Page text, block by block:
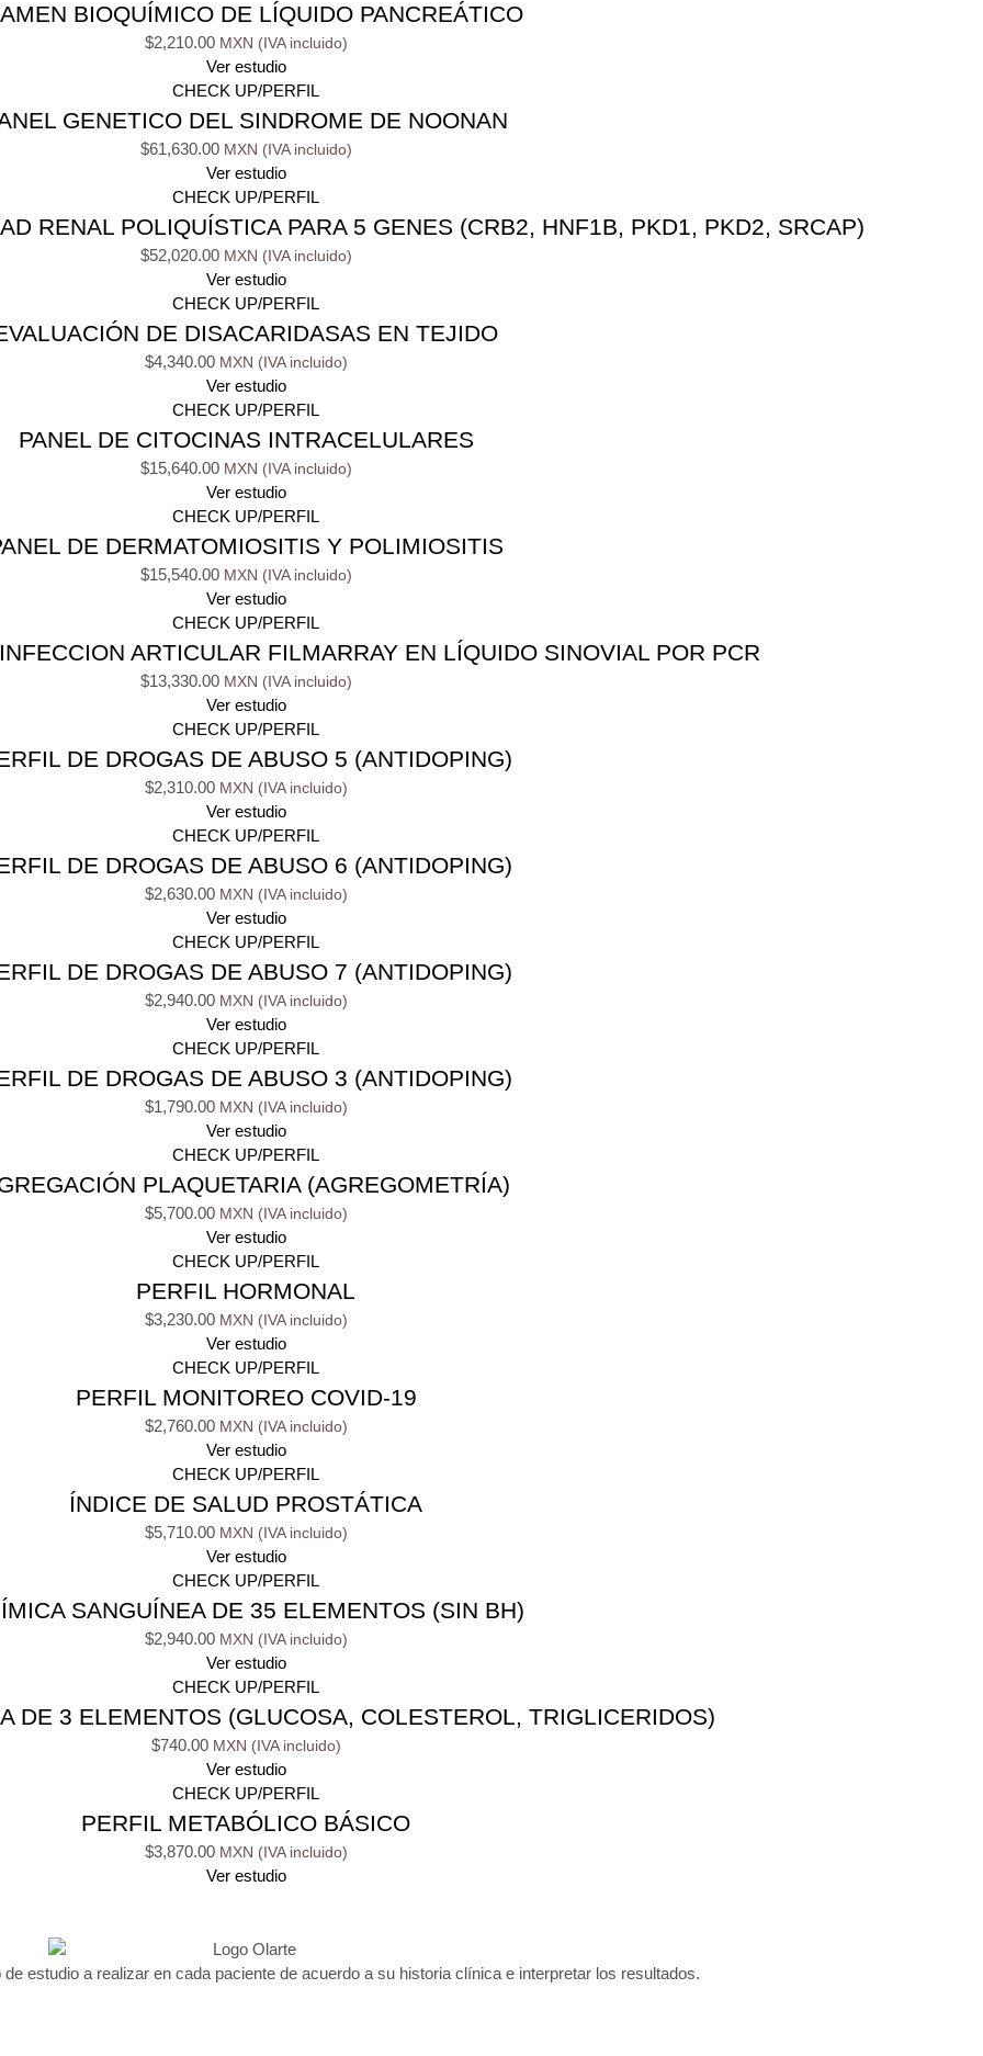
BIOQUÍMICO DE LÍQUIDO PANCREÁTICO
$2,210.00
Ver estudio
CHECK UP/PERFIL
GENETICO DEL SINDROME DE NOONAN
$61,630.00
Ver estudio
CHECK UP/PERFIL
RENAL POLIQUÍSTICA PARA 5 GENES (CRB2, HNF1B, PKD1, PKD2, SRCAP)
$52,020.00
Ver estudio
CHECK UP/PERFIL
DE DISACARIDASAS EN TEJIDO
$4,340.00
Ver estudio
CHECK UP/PERFIL
PANEL DE CITOCINAS INTRACELULARES
$15,640.00
Ver estudio
CHECK UP/PERFIL
DE DERMATOMIOSITIS Y POLIMIOSITIS
$15,540.00
Ver estudio
CHECK UP/PERFIL
ARTICULAR FILMARRAY EN LÍQUIDO SINOVIAL POR PCR
$13,330.00
Ver estudio
CHECK UP/PERFIL
DE DROGAS DE ABUSO 5 (ANTIDOPING)
$2,310.00
Ver estudio
CHECK UP/PERFIL
DE DROGAS DE ABUSO 6 (ANTIDOPING)
$2,630.00
Ver estudio
CHECK UP/PERFIL
DE DROGAS DE ABUSO 7 (ANTIDOPING)
$2,940.00
Ver estudio
CHECK UP/PERFIL
DE DROGAS DE ABUSO 3 (ANTIDOPING)
$1,790.00
Ver estudio
CHECK UP/PERFIL
PLAQUETARIA (AGREGOMETRÍA)
$5,700.00
Ver estudio
CHECK UP/PERFIL
PERFIL HORMONAL
$3,230.00
Ver estudio
CHECK UP/PERFIL
PERFIL MONITOREO COVID-19
$2,760.00
Ver estudio
CHECK UP/PERFIL
ÍNDICE DE SALUD PROSTÁTICA
$5,710.00
Ver estudio
CHECK UP/PERFIL
SANGUÍNEA DE 35 ELEMENTOS (SIN BH)
$2,940.00
Ver estudio
CHECK UP/PERFIL
DE 3 ELEMENTOS (GLUCOSA, COLESTEROL, TRIGLICERIDOS)
$740.00
Ver estudio
CHECK UP/PERFIL
PERFIL METABÓLICO BÁSICO
$3,870.00
Ver estudio
estudio a realizar en cada paciente de acuerdo a su historia clínica e interpretar los resultados.